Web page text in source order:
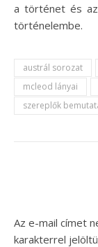
a történet és
történelembe.
austrál sorozat
mcleod lányai
szereplők
Az e-mail címet
karakterrel